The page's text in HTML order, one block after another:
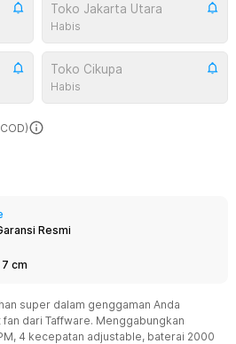
Toko Jakarta Utara
Habis
Toko Cikupa
Habis
Resmi
7 cm
super dalam genggaman Anda
dari Taffware. Menggabungkan
4 kecepatan adjustable, baterai 2000